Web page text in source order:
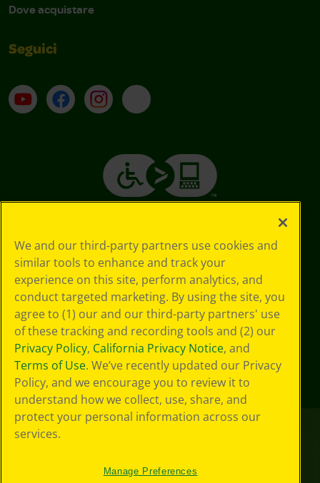
Dove acquistare
Seguici
Su YouTube
ContattiProfilo Instagram
Email
We and our third-party partners use cookies and
similar tools to enhance and track your
experience on this site, perform analytics, and
conduct targeted marketing. By using the site, you
agree to (1) our and our third-party partners' use
of these tracking and recording tools and (2) our
Privacy Policy, California Privacy Notice, and
Terms of Use. We’ve recently updated our Privacy
Policy, and we encourage you to review it to
understand how we collect, use, share, and
protect your personal information across our
services.
Manage Preferences